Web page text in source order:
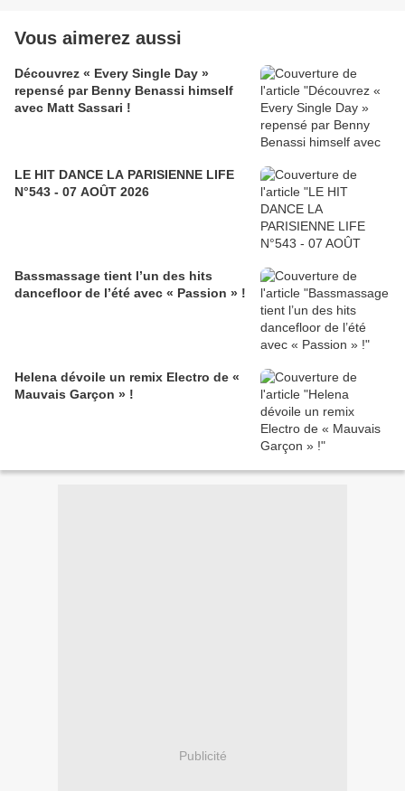
Vous aimerez aussi
Découvrez « Every Single Day »
repensé par Benny Benassi himself
avec Matt Sassari !
LE HIT DANCE LA PARISIENNE LIFE
N°543 - 07 AOÛT 2026
Bassmassage tient l’un des hits
dancefloor de l’été avec « Passion » !
Helena dévoile un remix Electro de «
Mauvais Garçon » !
Publicité